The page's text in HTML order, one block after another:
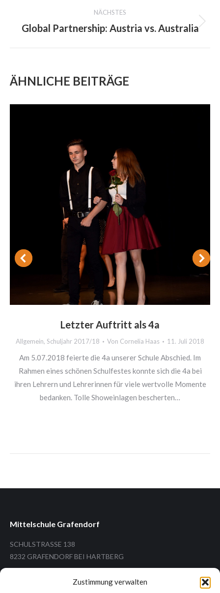
Zustimmung verwalten
NÄCHSTES
Next
Global Partnership: Austria vs. Australia
ÄHNLICHE BEITRÄGE
Letzter Auftritt als 4a
Allgemein, Schuljahr 2017/18 Von Cornelia Haas 11. Juli 2018
Am 5.07.2018 feierte die 4a unserer Schule Abschied. Im
Rahmen eines schönen Schulfestes konnte sich die 4a bei
ihren Lehrern und Lehrerinnen für viele wertvolle Momente
bedanken. Tolle Showeinlagen bescherten…
Mittelschule Grafendorf
SCHULSTRASSE 138
8232 GRAFENDORF BEI HARTBERG